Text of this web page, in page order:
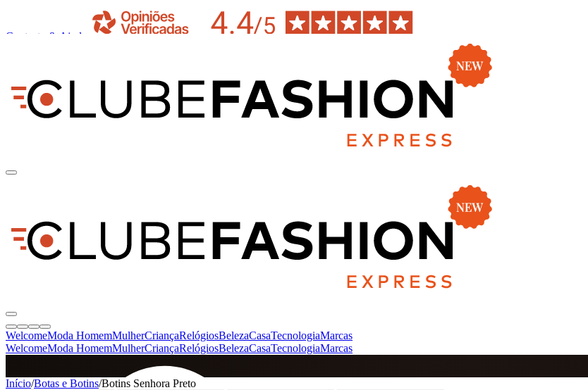
Contacto & Ajuda
WelcomeModa HomemMulherCriançaRelógiosBelezaCasaTecnologiaMarcas
WelcomeModa HomemMulherCriançaRelógiosBelezaCasaTecnologiaMarcas
SINCE 2005
Início/Botas e Botins/Botins Senhora Preto